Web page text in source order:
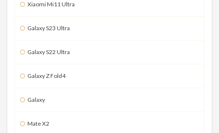
Xiaomi Mi11 Ultra
Galaxy S23 Ultra
Galaxy S22 Ultra
Galaxy Z Fold4
Galaxy
Mate X2